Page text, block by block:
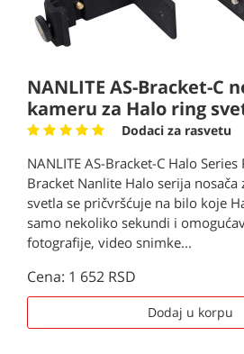
NANLITE AS-Bracket-C
kameru za Halo ring
Dodaci za rasvetu
NANLITE AS-Bracket-C Halo
Bracket Nanlite Halo serija nosača
svetla se pričvršćuje na bilo koje
samo nekoliko sekundi i
fotografije, video snimke...
Cena: 1 652 RSD
Dodaj u korpu